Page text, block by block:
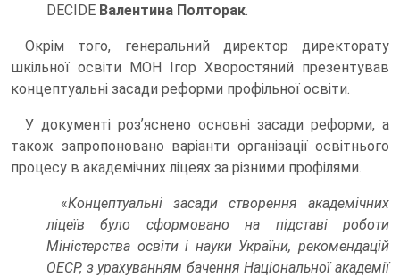
DECIDE Валентина Полторак.
Окрім того, генеральний директор директорату
шкільної освіти МОН Ігор Хворостяний презентував
концептуальні засади реформи профільної освіти.
У документі розʼяснено основні засади реформи, а
також запропоновано варіанти організації освітнього
процесу в академічних ліцеях за різними профілями.
«Концептуальні засади створення академічних
ліцеїв було сформовано на підставі роботи
Міністерства освіти і науки України, рекомендацій
ОЕСР, з урахуванням бачення Національної академії